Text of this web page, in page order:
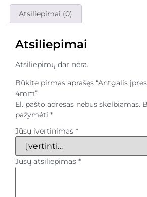
Atsiliepimai (0)
Atsiliepimai
Atsiliepimų dar nėra.
Būkite pirmas aprašęs “Antgalis
4mm”
El. pašto adresas nebus skelbiamas.
pažymėti *
Jūsų įvertinimas *
Jūsų atsiliepimas *